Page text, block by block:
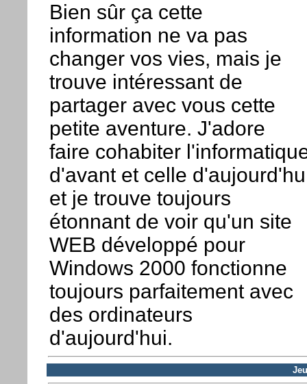
Bien sûr ça cette
information ne va pas
changer vos vies, mais je
trouve intéressant de
partager avec vous cette
petite aventure. J'adore
faire cohabiter
d'avant et celle
et je trouve toujours
étonnant de voir qu'un site
WEB développé pour
Windows 2000 fonctionne
toujours parfaitement avec
des ordinateurs
d'aujourd'hui.